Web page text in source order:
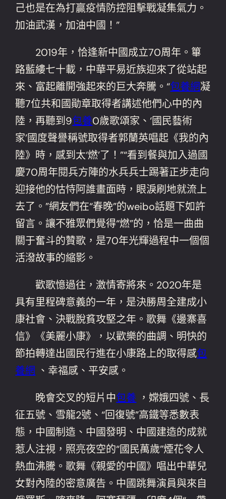
己也是在為打贏疫情防控阻擊戰凝集氣力。
加油武漢，加油中國！”
2019年，恰逢新中國成立70周年。篳
路藍縷七十載，中華平易近族迎來了從站起
來、富起離開強起來的巨大奔騰。“包養網凝
聽7位共和國勛章取得者講述他們心中的內
陸，再聽到9包養0歲歌頌家、‘國民藝術
家’國度聲譽稱號取得者郭蘭英唱起《我的內
陸》時，感到太‘燃’了！”“看到餐與加入過國
慶70周年閱兵方陣的水兵兵士踢著正步走向
迎接他的怙恃阿誰畫面時，眼淚刷地就流上
去了。”網友們在“春晚”的weibo話題下如許
留言。讓不雅眾們覺得“燃”的，恰是一曲曲
關于奮斗的贊歌，是70年光輝過程中一個個
活潑故事的縮影。
歡歌憶過往，激情寄將來。2020年是
具有里程碑意義的一年，是決勝周全建成小
康社會、決戰脫貧攻堅之年。歌舞《邊寨喜
信》《美麗小康》，以歡樂的曲調、明快的
節拍轉達出國民行進在小康路上的取得感包
養網 、幸福感、平安感。
晚會交叉的短片中包養 ，嫦娥四號、長
征五號、雪龍2號、“回復號”高鐵等悉數表
態，中國制造、中國發明、中國建造的成就
惹人注視，照亮夜空的“國民萬歲”煙花令人
熱血沸騰。歌舞《親愛的中國》唱出中華兒
女對內陸的密意廣告。中國跳舞演員與來自